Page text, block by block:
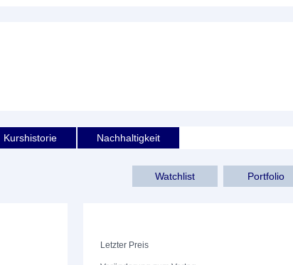
Kurshistorie Nachhaltigkeit
Watchlist Portfolio
Letzter Preis